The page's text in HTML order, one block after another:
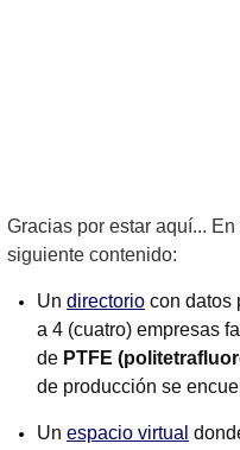
Gracias por estar aquí...
siguiente contenido:
Un directorio con datos
a 4 (cuatro) empresas
de PTFE
de producción se
Un espacio virtual